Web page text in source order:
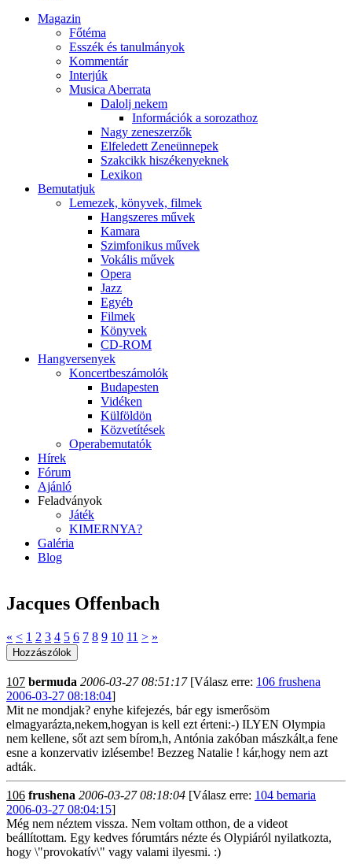
Magazin
Főtéma
Esszék és tanulmányok
Kommentár
Interjúk
Musica Aberrata
Dalolj nekem
Információk a sorozathoz
Nagy zeneszerzők
Elfeledett Zeneünnepek
Szakcikk hiszékenyeknek
Lexikon
Bemutatjuk
Lemezek, könyvek, filmek
Hangszeres művek
Kamara
Szimfonikus művek
Vokális művek
Opera
Jazz
Egyéb
Filmek
Könyvek
CD-ROM
Hangversenyek
Koncertbeszámolók
Budapesten
Vidéken
Külföldön
Közvetítések
Operabemutatók
Hírek
Fórum
Ajánló
Feladványok
Játék
KIMERNYA?
Galéria
Blog
Jacques Offenbach
« < 1 2 3 4 5 6 7 8 9 10 11 > »
107 bermuda 2006-03-27 08:51:17[Válasz erre: 106 frushena
2006-03-27 08:18:04]
Mit ne mondjak? enyhe kifejezés, bár egy ismerősöm
elmagyarázta,nekem,hogyan is kell ezt érteni:-) ILYEN Olympia
nem kellene, sőt azt sem bírom,h, Antónia zakóban mászkált,a fene
esne a konzervativ izlésembe! Bezzeg Natalie ! kár,hogy nem azt
adták.
106 frushena 2006-03-27 08:18:04 [Válasz erre: 104 bemaria
2006-03-27 08:04:15]
Még nem néztem vissza. Nem voltam otthon, de a videot
beállítottam. Egy kedves fórumtárs nézte és Olypiáról nyilatkozta,
hogy \"provokatív\" vagy valami ilyesmi. :)